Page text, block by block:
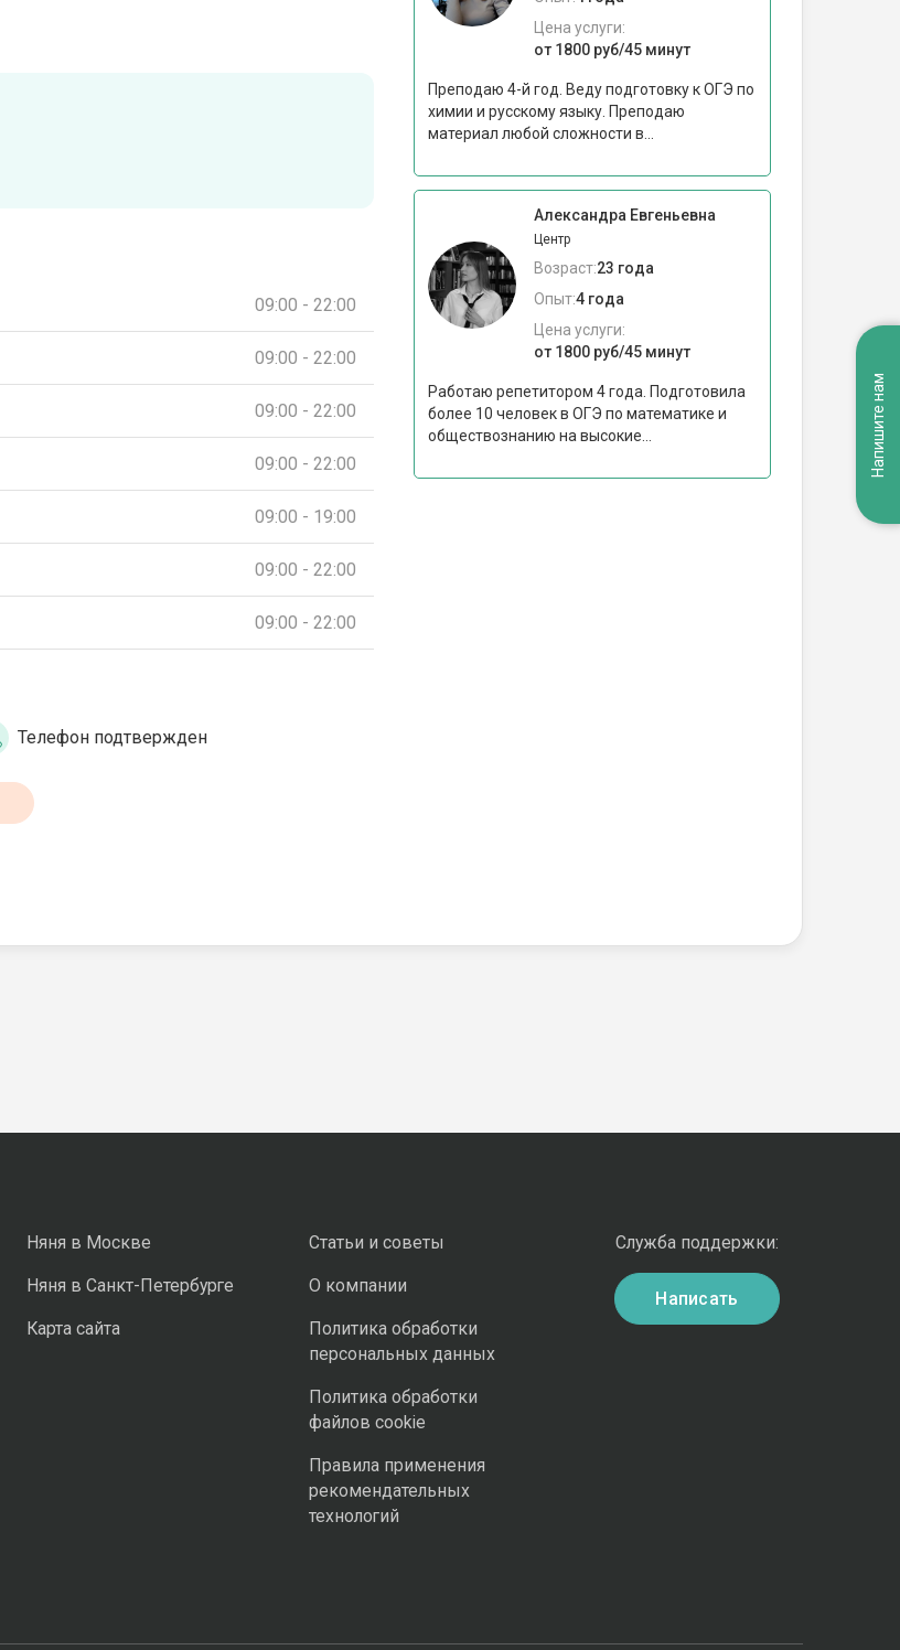
09:00 - 22:00
09:00 - 22:00
09:00 - 22:00
09:00 - 22:00
09:00 - 19:00
09:00 - 22:00
09:00 - 22:00
Телефон подтвержден
Цена услуги:
от 1800 руб/45 минут
Преподаю 4-й год. Веду подготовку к ОГЭ по
химии и русскому языку. Преподаю
материал любой сложности в...
Александра Евгеньевна
Центр
Возраст:23 года
Опыт:4 года
Цена услуги:
от 1800 руб/45 минут
Работаю репетитором 4 года. Подготовила
более 10 человек в ОГЭ по математике и
обществознанию на высокие...
Няня в Москве
Няня в Санкт-Петербурге
Карта сайта
Статьи и советы
О компании
Политика обработки
персональных данных
Политика обработки
файлов cookie
Правила применения
рекомендательных
технологий
Служба поддержки:
Написать
Напишите нам